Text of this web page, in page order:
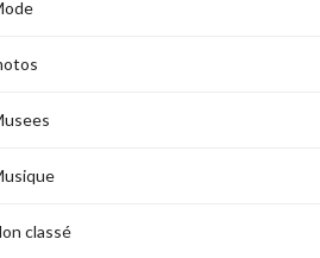
classé